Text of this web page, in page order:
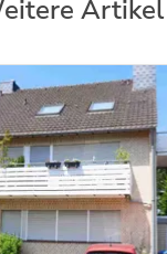
Artikel